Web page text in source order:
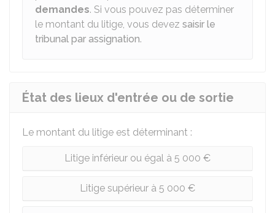
demandes. Si vous pouvez pas déterminer
le montant du litige, vous devez saisir le
tribunal par assignation.
État des lieux d'entrée ou de sortie
Le montant du litige est déterminant :
Litige inférieur ou égal à 5 000 €
Litige supérieur à 5 000 €